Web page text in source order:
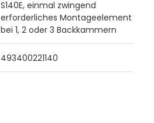
S140E, einmal zwingend
erforderliches Montageelement
bei 1, 2 oder 3 Backkammern
493400221140